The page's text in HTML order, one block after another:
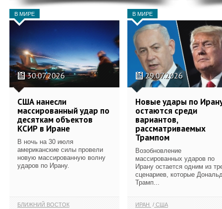
В МИРЕ
30.07.2026
США нанесли
массированный удар по
десяткам объектов
КСИР в Иране
В ночь на 30 июля
американские силы провели
новую массированную волну
ударов по Ирану.
БЛИЖНИЙ ВОСТОК
В МИРЕ
29.07.2026
Новые удары по
остаются среди
вариантов,
рассматриваемых
Трампом
Возобновление
массированных ударов по
Ирану остается одним из
сценариев, которые
Трамп...
ИРАН США